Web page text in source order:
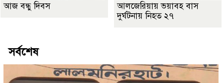
আজ বন্ধু দিবস
আলজেরিয়ায় ভয়াবহ বাস
দুর্ঘটনায় নিহত ২৭
সর্বশেষ